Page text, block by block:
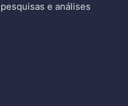
e análises